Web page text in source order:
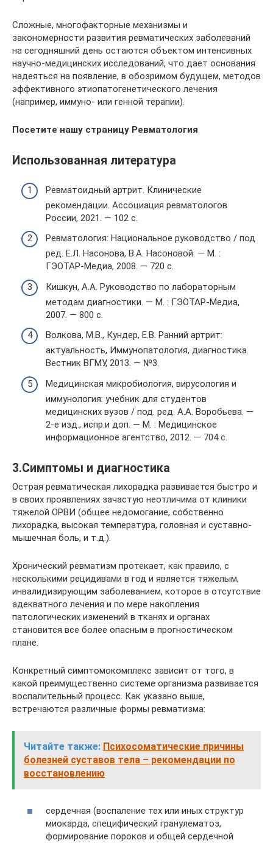
Сложные, многофакторные механизмы и
закономерности развития ревматических заболеваний
на сегодняшний день остаются объектом интенсивных
научно-медицинских исследований, что дает основания
надеяться на появление, в обозримом будущем, методов
эффективного этиопатогенетического лечения
(например, иммуно- или генной терапии).
Посетите нашу страницу Ревматология
Использованная литература
Ревматоидный артрит. Клинические
рекомендации. Ассоциация ревматологов
России, 2021. — 102 с.
Ревматология: Национальное руководство / под
ред. Е.Л. Насонова, В.А. Насоновой. — М. :
ГЭОТАР-Медиа, 2008. — 720 с.
Кишкун, А.А. Руководство по лабораторным
методам диагностики. — М. : ГЭОТАР-Медиа,
2007. — 800 с.
Волкова, М.В., Кундер, Е.В. Ранний артрит:
актуальность, Иммунопатология, диагностика.
Вестник ВГМУ, 2013. — №3.
Медицинская микробиология, вирусология и
иммунология: учебник для студентов
медицинских вузов / под. ред. А.А. Воробьева. —
2-е изд., испр.и доп. — М. : Медицинское
информационное агентство, 2012. — 704 с.
3.Симптомы и диагностика
Острая ревматическая лихорадка развивается быстро и
в своих проявлениях зачастую неотличима от клиники
тяжелой ОРВИ (общее недомогание, собственно
лихорадка, высокая температура, головная и суставно-
мышечная боль, и т.д.).
Хронический ревматизм протекает, как правило, с
несколькими рецидивами в год и является тяжелым,
инвалидизирующим заболеванием, которое в отсутствие
адекватного лечения и по мере накопления
патологических изменений в тканях и органах
становится все более опасным в прогностическом
плане.
Конкретный симптомокомплекс зависит от того, в
какой преимущественно системе организма развивается
воспалительный процесс. Как указано выше,
встречаются различные формы ревматизма:
Читайте также: Психосоматические причины
болезней суставов тела – рекомендации по
восстановлению
сердечная (воспаление тех или иных структур
миокарда, специфический гранулематоз,
формирование пороков и общей сердечной